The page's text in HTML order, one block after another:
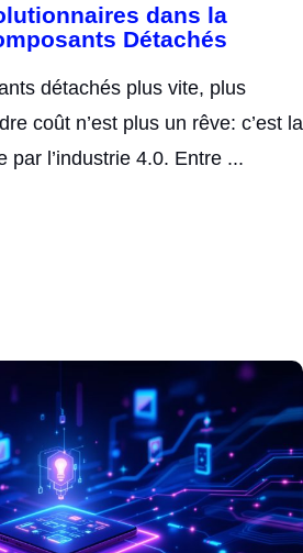
dans la
Détachés
détachés plus vite, plus
coût n’est plus un rêve: c’est la
par l’industrie 4.0. Entre ...